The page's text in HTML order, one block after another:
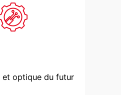
et optique du futur